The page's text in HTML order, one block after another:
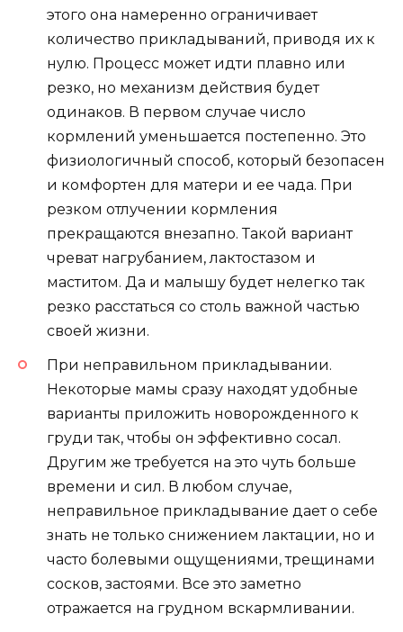
этого она намеренно ограничивает
количество прикладываний, приводя их к
нулю. Процесс может идти плавно или
резко, но механизм действия будет
одинаков. В первом случае число
кормлений уменьшается постепенно. Это
физиологичный способ, который безопасен
и комфортен для матери и ее чада. При
резком отлучении кормления
прекращаются внезапно. Такой вариант
чреват нагрубанием, лактостазом и
маститом. Да и малышу будет нелегко так
резко расстаться со столь важной частью
своей жизни.
При неправильном прикладывании.
Некоторые мамы сразу находят удобные
варианты приложить новорожденного к
груди так, чтобы он эффективно сосал.
Другим же требуется на это чуть больше
времени и сил. В любом случае,
неправильное прикладывание дает о себе
знать не только снижением лактации, но и
часто болевыми ощущениями, трещинами
сосков, застоями. Все это заметно
отражается на грудном вскармливании.